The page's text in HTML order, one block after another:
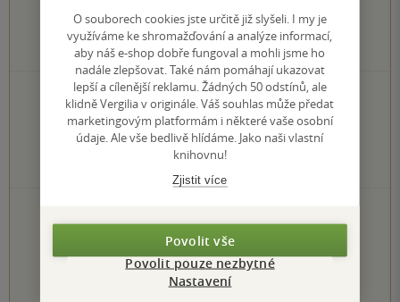
3hodnocení čtenářů
0×
5 hvězdiček
2×
4 hvězdičky
1×
3 hvězdičky
2 hvězdičky
Hodnocení našich knihkupců: 0.0 z 5
2 3 4 5
O souborech cookies jste určitě již slyšeli. I my je
využíváme ke shromažďování a analýze informací,
aby náš e-shop dobře fungoval a mohli jsme ho
nadále zlepšovat. Také nám pomáhají ukazovat
lepší a cílenější reklamu. Žádných 50 odstínů, ale
klidně Vergilia v originále. Váš souhlas může předat
marketingovým platformám i některé vaše osobní
údaje. Ale vše bedlivě hlídáme. Jako naši vlastní
knihovnu!
Zjistit více
Povolit vše
Povolit pouze nezbytné
Nastavení